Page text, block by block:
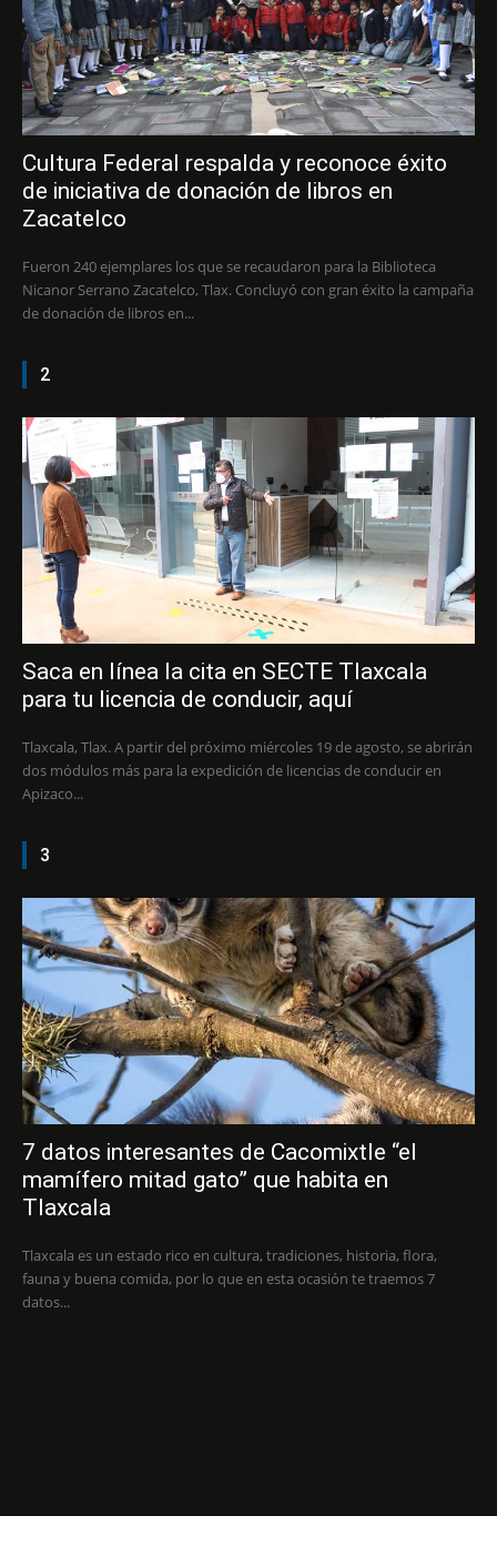
Cultura Federal respalda y reconoce éxito
de iniciativa de donación de libros en
Zacatelco
Fueron 240 ejemplares los que se recaudaron para la Biblioteca
Nicanor Serrano Zacatelco, Tlax. Concluyó con gran éxito la campaña
de donación de libros en...
2
Saca en línea la cita en SECTE Tlaxcala
para tu licencia de conducir, aquí
Tlaxcala, Tlax. A partir del próximo miércoles 19 de agosto, se abrirán
dos módulos más para la expedición de licencias de conducir en
Apizaco...
3
7 datos interesantes de Cacomixtle “el
mamífero mitad gato” que habita en
Tlaxcala
Tlaxcala es un estado rico en cultura, tradiciones, historia, flora,
fauna y buena comida, por lo que en esta ocasión te traemos 7
datos...